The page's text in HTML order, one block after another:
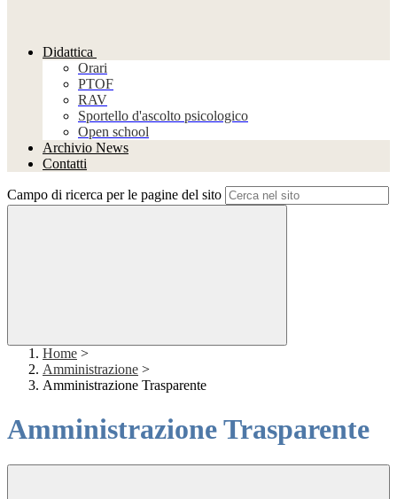
Didattica
Orari
PTOF
RAV
Sportello d'ascolto psicologico
Open school
Archivio News
Contatti
Campo di ricerca per le pagine del sito
Home >
Amministrazione >
Amministrazione Trasparente
Amministrazione Trasparente